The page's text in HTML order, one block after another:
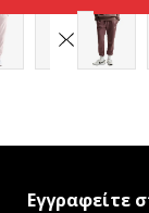
Εγγραφείτε